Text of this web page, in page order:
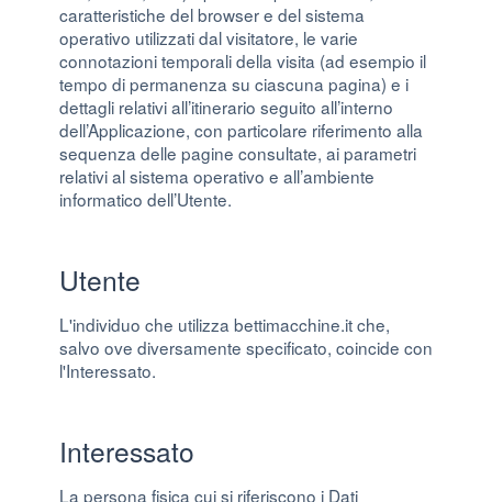
caratteristiche del browser e del sistema
operativo utilizzati dal visitatore, le varie
connotazioni temporali della visita (ad esempio il
tempo di permanenza su ciascuna pagina) e i
dettagli relativi all’itinerario seguito all’interno
dell’Applicazione, con particolare riferimento alla
sequenza delle pagine consultate, ai parametri
relativi al sistema operativo e all’ambiente
informatico dell’Utente.
Utente
L'individuo che utilizza bettimacchine.it che,
salvo ove diversamente specificato, coincide con
l'Interessato.
Interessato
La persona fisica cui si riferiscono i Dati